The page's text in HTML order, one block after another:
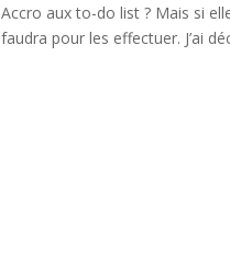
Accro aux to-do list ? Mais si
faudra pour les effectuer. J’ai